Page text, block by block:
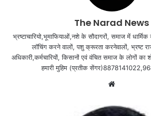
The Narad News
भ्रष्टाचारियो,भूमाफियाओं,नशे के सौदागरों, समाज में धार्मिक
लॉचिंग करने वालों, पशु क्रूरता करनेवालों, भ्रष्ट
अधिकारी,कर्मचारियों, किसानों एवं वंचित समाज के लोगों
हमारी मुहिम (प्रतीक
Website